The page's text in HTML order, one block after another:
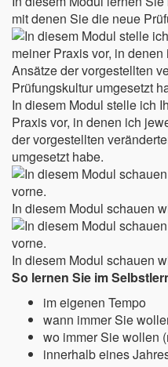
mit denen Sie die neue
In diesem Modul stelle ich
Praxis vor, in denen ich
der vorgestellten
umgesetzt habe.
In diesem Modul schauen
In diesem Modul schauen
So lernen Sie im
im eigenen Tempo
wann immer Sie
wo immer Sie wollen
innerhalb eines